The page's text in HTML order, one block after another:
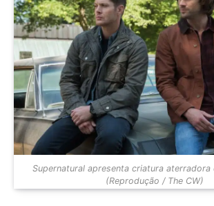
Supernatural apresenta criatura aterradora
(Reprodução / The CW)